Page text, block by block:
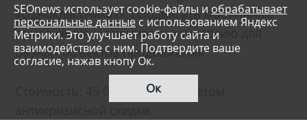
«Одноклассниках», продвигать мобильные
приложения и оценивать конверсию для
разных объектов продвижения.
Стоимость: 45 000 рублей с учетом
SEOnews использует cookie-файлы и обрабатывает
персональные данные с использованием Яндекс
Метрики. Это улучшает работу сайта и
взаимодействие с ним. Подтвердите ваше
согласие, нажав кнопу Ок.
Ок